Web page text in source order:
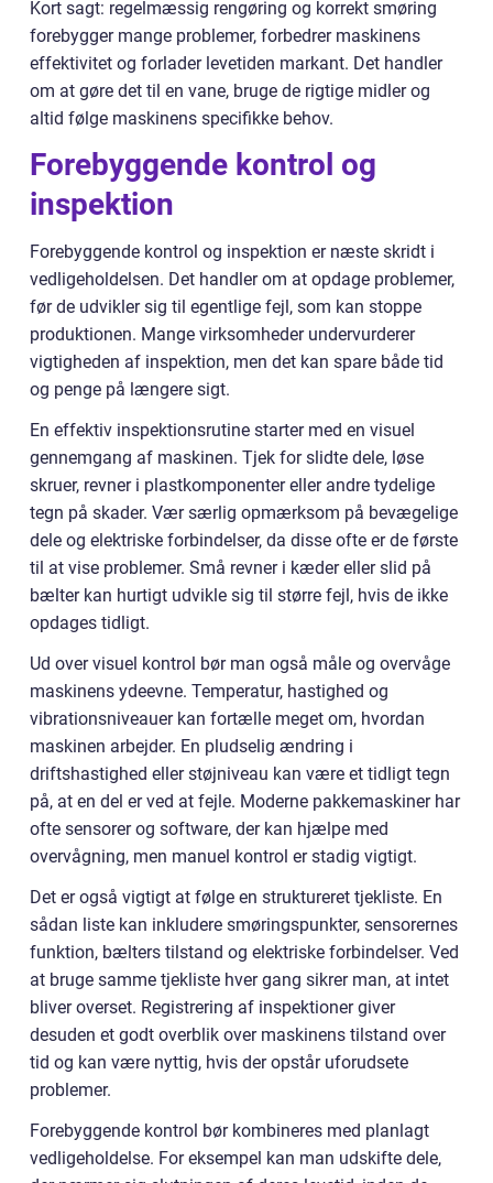
Kort sagt: regelmæssig rengøring og korrekt smøring
forebygger mange problemer, forbedrer maskinens
effektivitet og forlader levetiden markant. Det handler
om at gøre det til en vane, bruge de rigtige midler og
altid følge maskinens specifikke behov.
Forebyggende kontrol og
inspektion
Forebyggende kontrol og inspektion er næste skridt i
vedligeholdelsen. Det handler om at opdage problemer,
før de udvikler sig til egentlige fejl, som kan stoppe
produktionen. Mange virksomheder undervurderer
vigtigheden af inspektion, men det kan spare både tid
og penge på længere sigt.
En effektiv inspektionsrutine starter med en visuel
gennemgang af maskinen. Tjek for slidte dele, løse
skruer, revner i plastkomponenter eller andre tydelige
tegn på skader. Vær særlig opmærksom på bevægelige
dele og elektriske forbindelser, da disse ofte er de første
til at vise problemer. Små revner i kæder eller slid på
bælter kan hurtigt udvikle sig til større fejl, hvis de ikke
opdages tidligt.
Ud over visuel kontrol bør man også måle og overvåge
maskinens ydeevne. Temperatur, hastighed og
vibrationsniveauer kan fortælle meget om, hvordan
maskinen arbejder. En pludselig ændring i
driftshastighed eller støjniveau kan være et tidligt tegn
på, at en del er ved at fejle. Moderne pakkemaskiner har
ofte sensorer og software, der kan hjælpe med
overvågning, men manuel kontrol er stadig vigtigt.
Det er også vigtigt at følge en struktureret tjekliste. En
sådan liste kan inkludere smøringspunkter, sensorernes
funktion, bælters tilstand og elektriske forbindelser. Ved
at bruge samme tjekliste hver gang sikrer man, at intet
bliver overset. Registrering af inspektioner giver
desuden et godt overblik over maskinens tilstand over
tid og kan være nyttig, hvis der opstår uforudsete
problemer.
Forebyggende kontrol bør kombineres med planlagt
vedligeholdelse. For eksempel kan man udskifte dele,